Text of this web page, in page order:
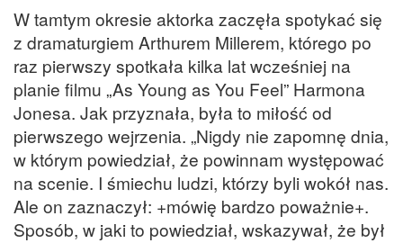
W tamtym okresie aktorka zaczęła spotykać się
z dramaturgiem Arthurem Millerem, którego po
raz pierwszy spotkała kilka lat wcześniej na
planie filmu „As Young as You Feel” Harmona
Jonesa. Jak przyznała, była to miłość od
pierwszego wejrzenia. „Nigdy nie zapomnę dnia,
w którym powiedział, że powinnam występować
na scenie. I śmiechu ludzi, którzy byli wokół nas.
Ale on zaznaczył: +mówię bardzo poważnie+.
Sposób, w jaki to powiedział, wskazywał, że był